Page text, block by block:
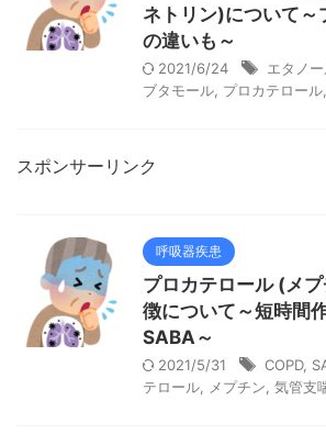
ネトリン)について～
の違いも～
2021/6/24 エタノ
ブタモール プロカテロール
スポンサーリンク
呼吸器疾患
プロカテロール (メ
徴について～短時間
SABA～
2021/5/31 COPD,
テロール
メプチン 気管支